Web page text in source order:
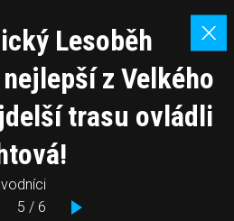
Lesoběh
z Velkého
trasu ovládli
5 / 6